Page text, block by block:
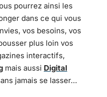
pourrez ainsi les
dans ce qui vous
vos besoins, vos
plus loin vos
interactifs,
mais aussi Digital
jamais se lasser…